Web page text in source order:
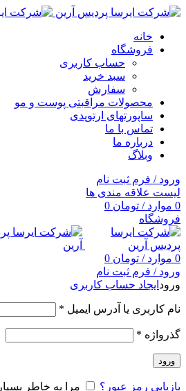
خانه
فروشگاه
حساب کاربری
سبد خرید
سفارش
محصولات مراقبتی پوست و مو
ساپورتهای ارتوپدی
تماس با ما
درباره ما
وبلاگ
ورود / فرم ثبت نام
لیست علاقه مندی ها
0 موارد / تومان
فروشگاه
0 موارد / تومان
ورود / فرم ثبت نام
ورود ایجاد حساب کاربری
نام کاربری یا آدرس ایمیل *
گذرواژه *
ورود
بازیابی رمز عبور؟ مرا به خاطر بسپار